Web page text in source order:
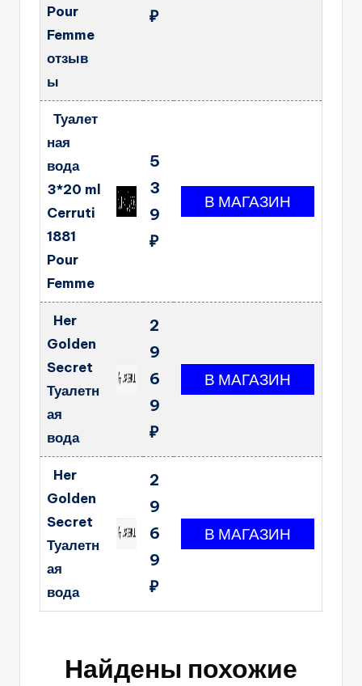
Pour
Femme
отзыв
ы
₽
Туалет
ная
вода
3*20 ml
Cerruti
1881
Pour
Femme
5
3
9
₽
Her
Golden
Secret
Туалетн
ая
вода
2
9
6
9
₽
Her
Golden
Secret
Туалетн
ая
вода
2
9
6
9
₽
Найдены похожие